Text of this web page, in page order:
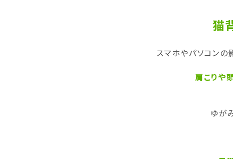
猫
スマホやパソコンの
肩こりや
ゆが